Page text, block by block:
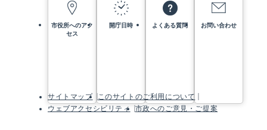
市役所へのアク
セス
開庁日時 よくある質問 お問い合わせ
サイトマップ
このサイトのご利用について
ウェブアクセシビリティ
市政へのご意見・ご提案